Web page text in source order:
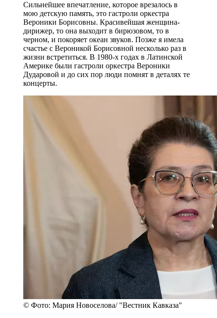
Сильнейшее впечатление, которое врезалось в
мою детскую память, это гастроли оркестра
Вероники Борисовны. Красивейшая женщина-
дирижер, то она выходит в бирюзовом, то в
черном, и покоряет океан звуков. Позже я имела
счастье с Вероникой Борисовной несколько раз в
жизни встретиться. В 1980-х годах в Латинской
Америке были гастроли оркестра Вероники
Дударовой и до сих пор люди помнят в деталях те
концерты.
© Фото: Мария Новоселова/ "Вестник Кавказа"